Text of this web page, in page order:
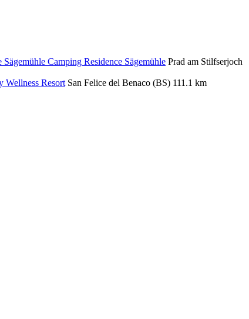
Camping Residence Sägemühle Prad am Stilfserjoch
Wellness Resort San Felice del Benaco (BS) 111.1 km